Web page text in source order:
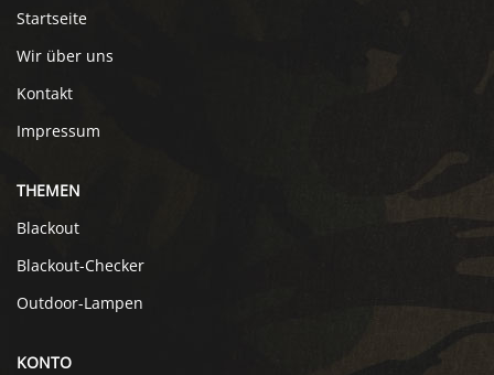
Startseite
Wir über uns
Kontakt
Impressum
THEMEN
Blackout
Blackout-Checker
Outdoor-Lampen
KONTO